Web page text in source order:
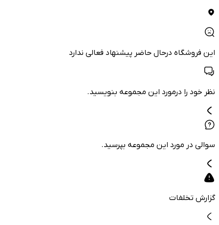
این فروشگاه درحال حاضر پیشنهاد فعالی ندارد
نظر خود را درمورد این مجموعه بنویسید.
سوالی در مورد این مجموعه بپرسید.
گزارش تخلفات